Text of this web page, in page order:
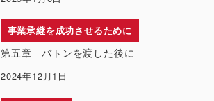
事業承継を成功させるために
第五章 バトンを渡した後に
2024年12月1日